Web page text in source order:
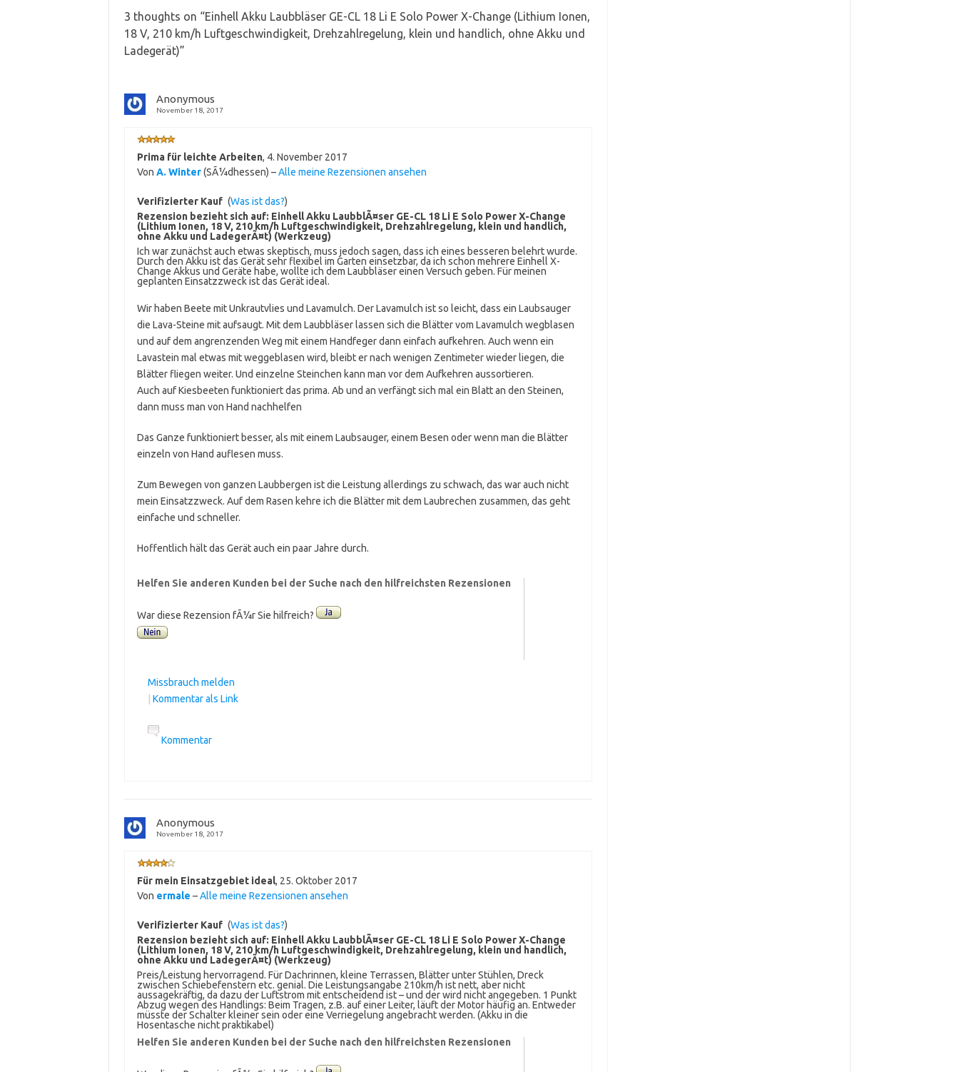
3 thoughts on “Einhell Akku Laubbläser GE-CL 18 Li E Solo Power X-Change (Lithium Ionen,
18 V, 210 km/h Luftgeschwindigkeit, Drehzahlregelung, klein und handlich, ohne Akku und
Ladegerät)”
Anonymous
November 18, 2017
Prima für leichte Arbeiten, 4. November 2017
Von A. Winter(SÃ¼dhessen) –Alle meine Rezensionen ansehen
Verifizierter Kauf (Was ist das?)
Rezension bezieht sich auf: Einhell Akku LaubblÃ¤ser GE-CL 18 Li E Solo Power X-Change
(Lithium Ionen, 18 V, 210 km/h Luftgeschwindigkeit, Drehzahlregelung, klein und handlich,
ohne Akku und LadegerÃ¤t) (Werkzeug)
Ich war zunächst auch etwas skeptisch, muss jedoch sagen, dass ich eines besseren belehrt wurde.
Durch den Akku ist das Gerät sehr flexibel im Garten einsetzbar, da ich schon mehrere Einhell X-
Change Akkus und Geräte habe, wollte ich dem Laubbläser einen Versuch geben. Für meinen
geplanten Einsatzzweck ist das Gerät ideal.
Wir haben Beete mit Unkrautvlies und Lavamulch. Der Lavamulch ist so leicht, dass ein Laubsauger
die Lava-Steine mit aufsaugt. Mit dem Laubbläser lassen sich die Blätter vom Lavamulch wegblasen
und auf dem angrenzenden Weg mit einem Handfeger dann einfach aufkehren. Auch wenn ein
Lavastein mal etwas mit weggeblasen wird, bleibt er nach wenigen Zentimeter wieder liegen, die
Blätter fliegen weiter. Und einzelne Steinchen kann man vor dem Aufkehren aussortieren.
Auch auf Kiesbeeten funktioniert das prima. Ab und an verfängt sich mal ein Blatt an den Steinen,
dann muss man von Hand nachhelfen
Das Ganze funktioniert besser, als mit einem Laubsauger, einem Besen oder wenn man die Blätter
einzeln von Hand auflesen muss.
Zum Bewegen von ganzen Laubbergen ist die Leistung allerdings zu schwach, das war auch nicht
mein Einsatzzweck. Auf dem Rasen kehre ich die Blätter mit dem Laubrechen zusammen, das geht
einfache und schneller.
Hoffentlich hält das Gerät auch ein paar Jahre durch.
Helfen Sie anderen Kunden bei der Suche nach den hilfreichsten Rezensionen
War diese Rezension fÃ¼r Sie hilfreich?
Missbrauch melden
Kommentar als Link
Kommentar
Anonymous
November 18, 2017
Für mein Einsatzgebiet ideal, 25. Oktober 2017
Von ermale –Alle meine Rezensionen ansehen
Verifizierter Kauf (Was ist das?)
Rezension bezieht sich auf: Einhell Akku LaubblÃ¤ser GE-CL 18 Li E Solo Power X-Change
(Lithium Ionen, 18 V, 210 km/h Luftgeschwindigkeit, Drehzahlregelung, klein und handlich,
ohne Akku und LadegerÃ¤t) (Werkzeug)
Preis/Leistung hervorragend. Für Dachrinnen, kleine Terrassen, Blätter unter Stühlen, Dreck
zwischen Schiebefenstern etc. genial. Die Leistungsangabe 210km/h ist nett, aber nicht
aussagekräftig, da dazu der Luftstrom mit entscheidend ist – und der wird nicht angegeben. 1 Punkt
Abzug wegen des Handlings: Beim Tragen, z.B. auf einer Leiter, läuft der Motor häufig an. Entweder
müsste der Schalter kleiner sein oder eine Verriegelung angebracht werden. (Akku in die
Hosentasche nicht praktikabel)
Helfen Sie anderen Kunden bei der Suche nach den hilfreichsten Rezensionen